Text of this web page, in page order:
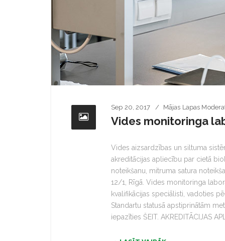
Sep 20, 2017 Mājas Lapas
Vides monitoringa
Vides aizsardzības un siltuma
akreditācijas apliecību par cietā
noteikšanu, mitruma satura
12/1, Rīgā. Vides monitoringa
kvalifikācijas speciālisti, vadoties
Standartu statusā apstiprinātām
iepazīties ŠEIT. AKREDITĀCIJAS